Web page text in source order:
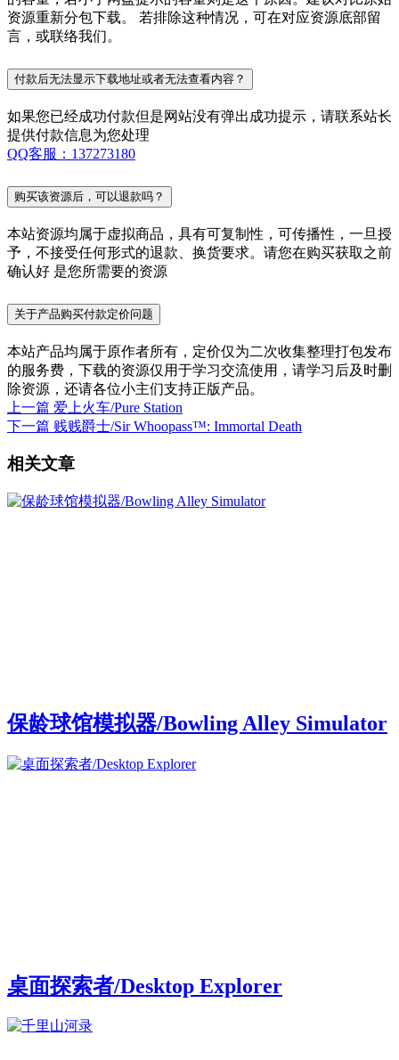
资源重新分包下载。 若排除这种情况，可在对应资源底部留
言，或联络我们。
付款后无法显示下载地址或者无法查看内容？
如果您已经成功付款但是网站没有弹出成功提示，请联系站长
提供付款信息为您处理
QQ客服：137273180
购买该资源后，可以退款吗？
本站资源均属于虚拟商品，具有可复制性，可传播性，一旦授
予，不接受任何形式的退款、换货要求。请您在购买获取之前
确认好 是您所需要的资源
关于产品购买付款定价问题
本站产品均属于原作者所有，定价仅为二次收集整理打包发布
的服务费，下载的资源仅用于学习交流使用，请学习后及时删
除资源，还请各位小主们支持正版产品。
上一篇 爱上火车/Pure Station
下一篇 贱贱爵士/Sir Whoopass™: Immortal Death
相关文章
保龄球馆模拟器/Bowling Alley Simulator
桌面探索者/Desktop Explorer